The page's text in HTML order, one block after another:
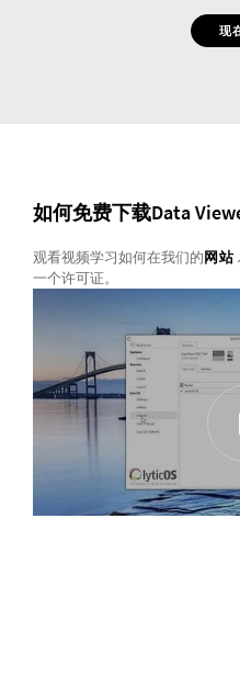
现
如何免费下载Data
观看视频学习如何在我们的网站
一个许可证。